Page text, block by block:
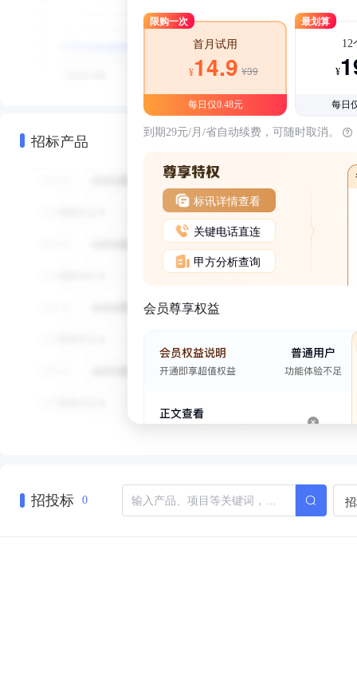
招标产品
限购一次
首月试用
¥14.9 ¥39
每日仅0.48元
最划算
12
¥
每日
到期29元/月/省自动续费，可随时取消。
标讯详情查看
关键电话直连
甲方分析查询
会员尊享权益
招投标 0